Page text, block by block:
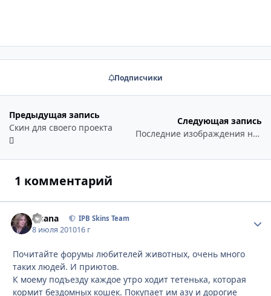
Подписчики
Предыдущая запись
Скин для своего проекта
Следующая запись
Последние изображдения на главной из галереи
1 комментарий
Fisana IPB Skins Team
8 июля 201016 г
Почитайте форумы любителей животных, очень много
таких людей. И приютов.
К моему подъезду каждое утро ходит тетенька, которая
кормит бездомных кошек. Покупает им азу и дорогие